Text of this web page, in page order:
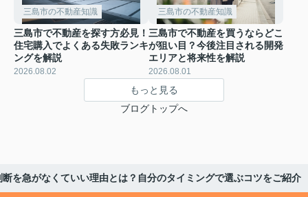
三島市の不動産知識
三島市で不動産を探す方必見！
住宅購入でよくある失敗ランキ
ングを解説
2026.08.02
三島市の不動産知識
三島市で不動産を買うならどこ
が狙い目？今後注目される開発
エリアと将来性を解説
2026.08.01
もっと見る
ブログトップへ
を急がなくていい理由とは？自分のタイミングで選ぶコツをご紹介